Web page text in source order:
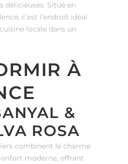
délicieuses. Situé en
c’est l’endroit idéal
locale dans un
À
&
ROSA
combinent le charme
moderne, offrant